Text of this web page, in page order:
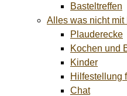
Basteltreffen
Alles was nicht mit
Plauderecke
Kochen und
Kinder
Hilfestellung
Chat